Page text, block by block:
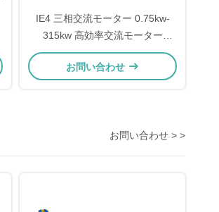
IE4 三相交流モーター 0.75kw-
315kw 高効率交流モーター
1000rpm 1500rpm 3000rpm
お問い合わせ
お問い合わせ > >